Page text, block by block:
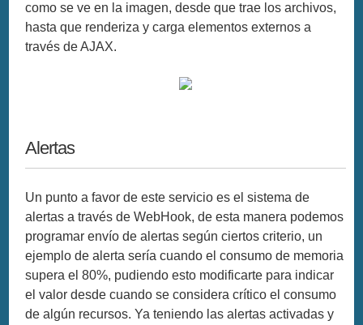
como se ve en la imagen, desde que trae los archivos,
hasta que renderiza y carga elementos externos a
través de AJAX.
Alertas
Un punto a favor de este servicio es el sistema de
alertas a través de WebHook, de esta manera podemos
programar envío de alertas según ciertos criterio, un
ejemplo de alerta sería cuando el consumo de memoria
supera el 80%, pudiendo esto modificarte para indicar
el valor desde cuando se considera crítico el consumo
de algún recursos. Ya teniendo las alertas activadas y